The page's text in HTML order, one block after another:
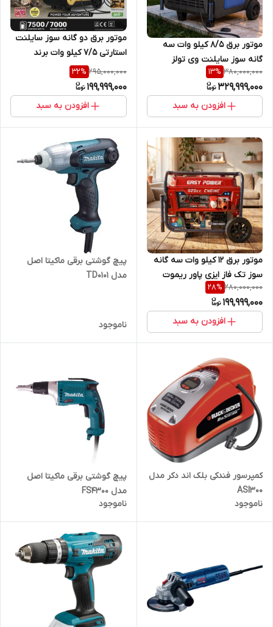
موتور برق 8/5 کیلو وات سه
گانه سوز سایلنت وی تولز
ریموت استارت مدل
VG8750ISR-G/LNG
380,000,000
13%
329,999,000
افزودن به سبد
موتور برق دو گانه سوز سایلنت
استارتی ۷/۵ کیلو وات برند
295,000,000
32%
199,999,000
افزودن به سبد
موتور برق ۱۲ کیلو وات سه گانه
سوز تک فاز ایزی پاور ریموت
استارت مدل EP19900NGAS
280,000,000
28%
199,999,000
افزودن به سبد
پیچ گوشتی برقی ماکیتا اصل
مدل TD0101
ناموجود
کمپرسور فندکی بلک اند دکر مدل
ASI300
ناموجود
پیچ گوشتی برقی ماکیتا اصل
مدل FS4300
ناموجود